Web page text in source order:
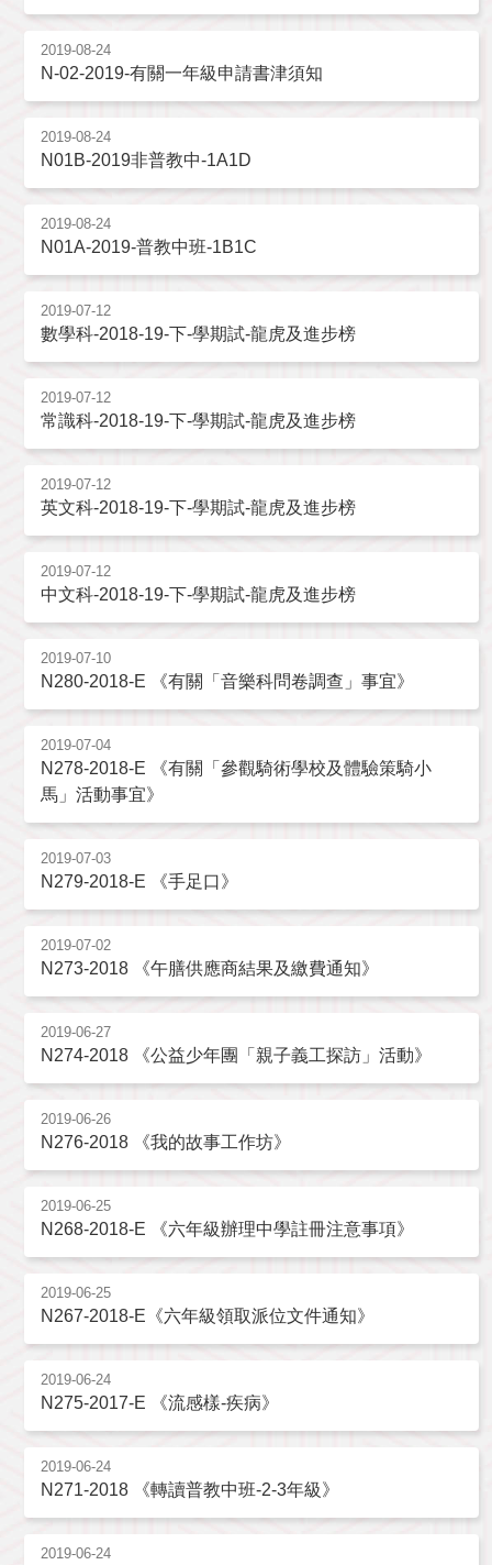
2019-08-24
N-02-2019-有關一年級申請書津須知
2019-08-24
N01B-2019非普教中-1A1D
2019-08-24
N01A-2019-普教中班-1B1C
2019-07-12
數學科-2018-19-下-學期試-龍虎及進步榜
2019-07-12
常識科-2018-19-下-學期試-龍虎及進步榜
2019-07-12
英文科-2018-19-下-學期試-龍虎及進步榜
2019-07-12
中文科-2018-19-下-學期試-龍虎及進步榜
2019-07-10
N280-2018-E 《有關「音樂科問卷調查」事宜》
2019-07-04
N278-2018-E 《有關「參觀騎術學校及體驗策騎小
馬」活動事宜》
2019-07-03
N279-2018-E 《手足口》
2019-07-02
N273-2018 《午膳供應商結果及繳費通知》
2019-06-27
N274-2018 《公益少年團「親子義工探訪」活動》
2019-06-26
N276-2018 《我的故事工作坊》
2019-06-25
N268-2018-E 《六年級辦理中學註冊注意事項》
2019-06-25
N267-2018-E《六年級領取派位文件通知》
2019-06-24
N275-2017-E 《流感樣-疾病》
2019-06-24
N271-2018 《轉讀普教中班-2-3年級》
2019-06-24